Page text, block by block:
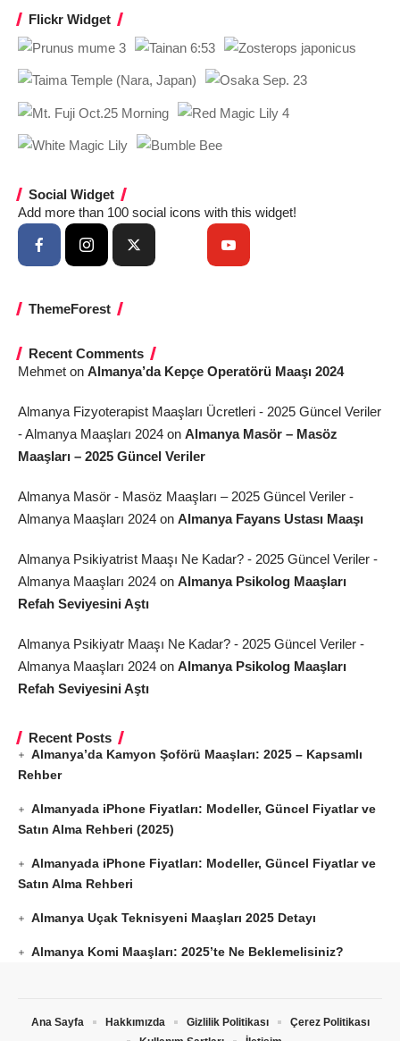
Flickr Widget
Social Widget
Add more than 100 social icons with this widget!
ThemeForest
Recent Comments
Mehmet on Almanya’da Kepçe Operatörü Maaşı 2024
Almanya Fizyoterapist Maaşları Ücretleri - 2025 Güncel Veriler
- Almanya Maaşları 2024 on Almanya Masör – Masöz
Maaşları – 2025 Güncel Veriler
Almanya Masör - Masöz Maaşları – 2025 Güncel Veriler -
Almanya Maaşları 2024 on Almanya Fayans Ustası Maaşı
Almanya Psikiyatrist Maaşı Ne Kadar? - 2025 Güncel Veriler -
Almanya Maaşları 2024 on Almanya Psikolog Maaşları
Refah Seviyesini Aştı
Almanya Psikiyatr Maaşı Ne Kadar? - 2025 Güncel Veriler -
Almanya Maaşları 2024 on Almanya Psikolog Maaşları
Refah Seviyesini Aştı
Recent Posts
Almanya’da Kamyon Şoförü Maaşları: 2025 – Kapsamlı
Rehber
Almanyada iPhone Fiyatları: Modeller, Güncel Fiyatlar ve
Satın Alma Rehberi (2025)
Almanyada iPhone Fiyatları: Modeller, Güncel Fiyatlar ve
Satın Alma Rehberi
Almanya Uçak Teknisyeni Maaşları 2025 Detayı
Almanya Komi Maaşları: 2025’te Ne Beklemelisiniz?
Ana Sayfa Hakkımızda Gizlilik Politikası
Çerez Politikası